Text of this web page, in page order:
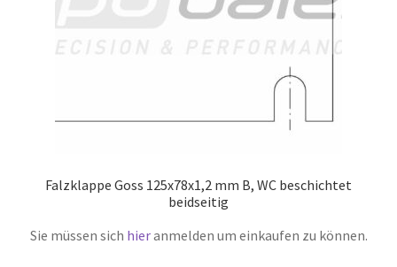
Falzklappe Goss 125x78x1,2 mm B, WC beschichtet
beidseitig
Sie müssen sich hieranmelden um einkaufen zu können.